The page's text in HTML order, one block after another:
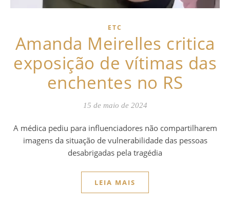
ETC
Amanda Meirelles critica
exposição de vítimas das
enchentes no RS
15 de maio de 2024
A médica pediu para influenciadores não compartilharem
imagens da situação de vulnerabilidade das pessoas
desabrigadas pela tragédia
LEIA MAIS